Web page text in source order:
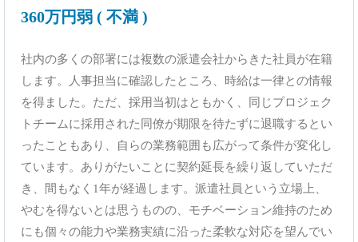
360万円弱 ( 不満 )
社内の多くの部署には複数の派遣会社からきた社員が在籍
します。人事担当に確認したところ、時給は一律との情報
を得ました。ただ、採用当初はともかく、同じプロジェク
トチームに採用された同僚が期限を待たずに退職するとい
ったこともあり、自らの業務範囲も広がって条件が変化し
ています。ありがたいことに契約延長を繰り返していただ
き、間もなく1年が経過します。派遣社員という立場上、
やむを得ないとは思うものの、モチベーション維持のため
にも個々の能力や業務実績に沿った柔軟な対応を望んでい